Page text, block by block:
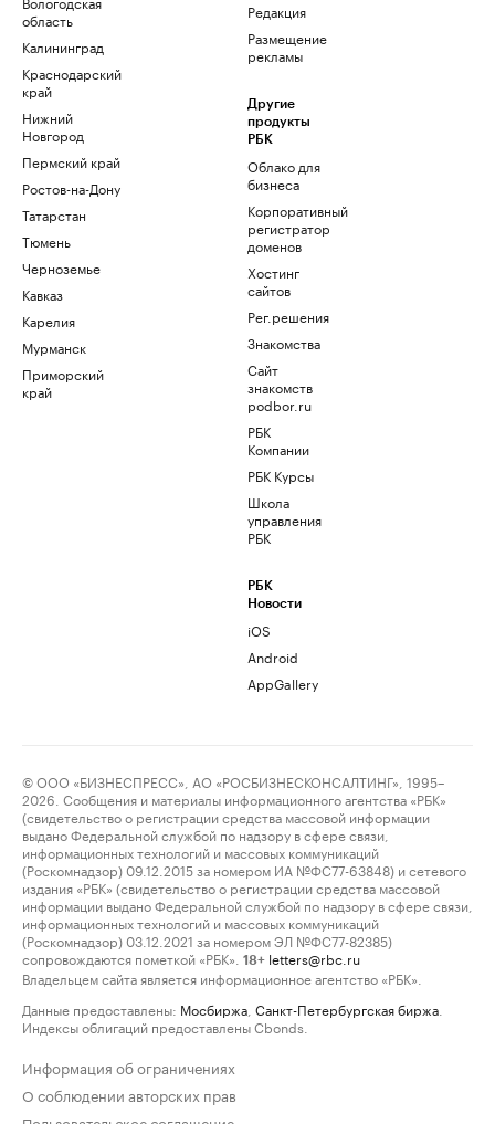
область
Калининград
Краснодарский
край
Нижний
Новгород
Пермский край
Ростов-на-Дону
Татарстан
Тюмень
Черноземье
Кавказ
Карелия
Мурманск
Приморский
край
Редакция
Размещение
рекламы
Другие
продукты
РБК
Облако для
бизнеса
Корпоративный
регистратор
доменов
Хостинг
сайтов
Рег.решения
Знакомства
Сайт
знакомств
podbor.ru
РБК
Компании
РБК Курсы
Школа
управления
РБК
РБК
Новости
iOS
Android
AppGallery
© ООО «БИЗНЕСПРЕСС», АО «РОСБИЗНЕСКОНСАЛТИНГ», 1995–
2026. Сообщения и материалы информационного агентства «РБК»
(свидетельство о регистрации средства массовой информации
выдано Федеральной службой по надзору в сфере связи,
информационных технологий и массовых коммуникаций
(Роскомнадзор) 09.12.2015 за номером ИА №ФС77-63848) и сетевого
издания «РБК» (свидетельство о регистрации средства массовой
информации выдано Федеральной службой по надзору в сфере связи,
информационных технологий и массовых коммуникаций
(Роскомнадзор) 03.12.2021 за номером ЭЛ №ФС77-82385)
сопровождаются пометкой «РБК».
18+ letters@rbc.ru
Владельцем сайта является информационное агентство «РБК».
Данные предоставлены: Мосбиржа Санкт-Петербургская биржа
Индексы облигаций предоставлены Cbonds.
Информация об ограничениях
О соблюдении авторских прав